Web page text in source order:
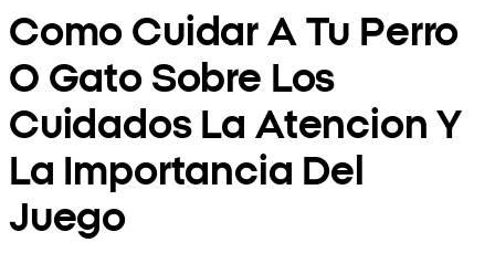
Como Cuidar A Tu Perro
O Gato Sobre Los
Cuidados La Atencion Y
La Importancia Del
Juego